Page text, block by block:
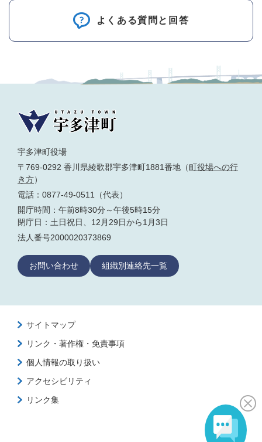
よくある質問と回答
宇多津町役場
〒769-0292 香川県綾歌郡宇多津町1881番地（町役場への行
き方）
電話：0877-49-0511（代表）
開庁時間：午前8時30分～午後5時15分
閉庁日：土日祝日、12月29日から1月3日
法人番号2000020373869
お問い合わせ 組織別連絡先一覧
サイトマップ
リンク・著作権・免責事項
個人情報の取り扱い
アクセシビリティ
リンク集